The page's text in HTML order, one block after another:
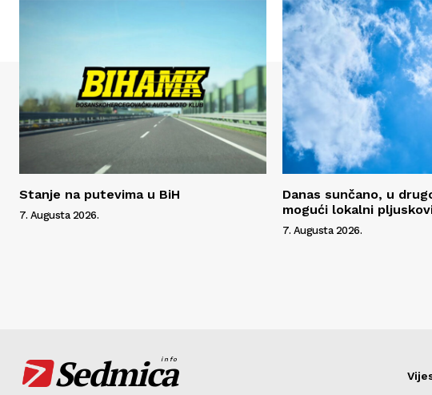
Stanje na putevima u BiH
7. Augusta 2026.
Danas sunčano, u
mogući lokalni
7. Augusta 2026.
Sedmica
info